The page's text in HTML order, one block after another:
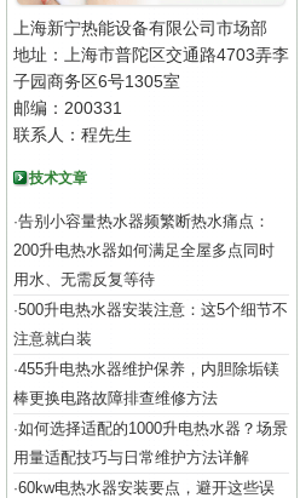
上海新宁热能设备有限公司市场部
地址：上海市普陀区交通路4703弄李
子园商务区6号1305室
邮编：200331
联系人：程先生
技术文章
·告别小容量热水器频繁断热水痛点：
200升电热水器如何满足全屋多点同时
用水、无需反复等待
·500升电热水器安装注意：这5个细节不
注意就白装
·455升电热水器维护保养，内胆除垢镁
棒更换电路故障排查维修方法
·如何选择适配的1000升电热水器？场景
用量适配技巧与日常维护方法详解
·60kw电热水器安装要点，避开这些误